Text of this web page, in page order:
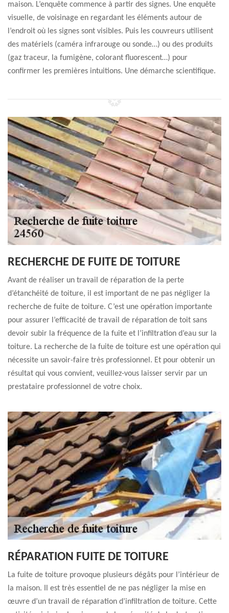
maison. L’enquête commence à partir des signes. Une enquête
visuelle, de voisinage en regardant les éléments autour de
l’endroit où les signes sont visibles. Puis les couvreurs utilisent
des matériels (caméra infrarouge ou sonde…) ou des produits
(gaz traceur, la fumigène, colorant fluorescent…) pour
confirmer les premières intuitions. Une démarche scientifique.
RECHERCHE DE FUITE DE TOITURE
Avant de réaliser un travail de réparation de la perte
d’étanchéité de toiture, il est important de ne pas négliger la
recherche de fuite de toiture. C’est une opération importante
pour assurer l’efficacité de travail de réparation de toit sans
devoir subir la fréquence de la fuite et l’infiltration d’eau sur la
toiture. La recherche de la fuite de toiture est une opération qui
nécessite un savoir-faire très professionnel. Et pour obtenir un
résultat qui vous convient, veuillez-vous laisser servir par un
prestataire professionnel de votre choix.
RÉPARATION FUITE DE TOITURE
La fuite de toiture provoque plusieurs dégâts pour l’intérieur de
la maison. Il est très essentiel de ne pas négliger la mise en
œuvre d’un travail de réparation d’infiltration de toiture. Cette